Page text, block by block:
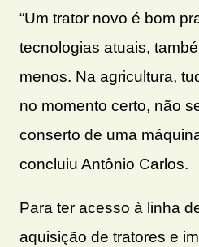
“Um trator novo é bom
tecnologias atuais,
menos. Na agricultura,
no momento certo, não
conserto de uma
concluiu Antônio Carlos.
Para ter acesso à linha
aquisição de tratores e